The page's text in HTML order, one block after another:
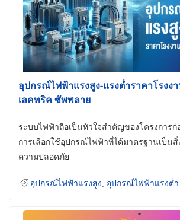
อุปกรณ์ไฟฟ้าแรงสูง-แรงต่ำราคาโรงง
เลคทริค ซัพพลาย
ระบบไฟฟ้าถือเป็นหัวใจสำคัญของโครงการก่
การเลือกใช้อุปกรณ์ไฟฟ้าที่ได้มาตรฐานเป็น
ความปลอดภัย
อุปกรณ์ไฟฟ้าแรงสูง อุปกรณ์ไฟฟ้าแรงต่ำ